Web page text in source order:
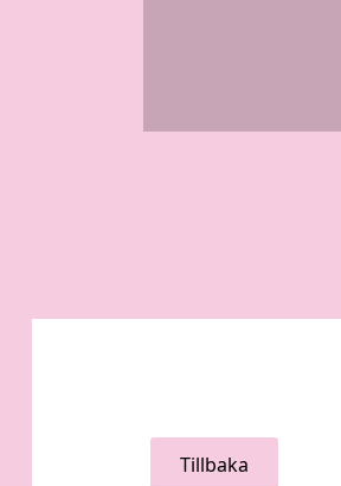
Tillbaka